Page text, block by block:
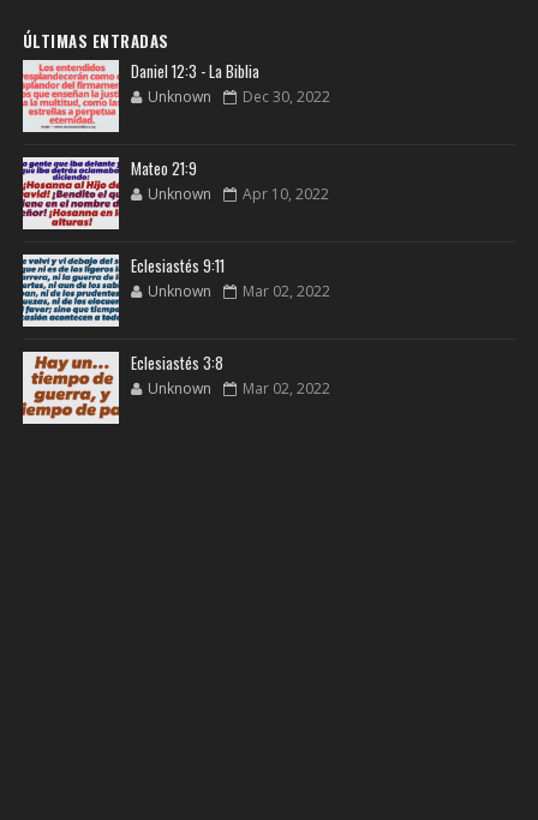
ÚLTIMAS ENTRADAS
Daniel 12:3 - La Biblia
Unknown Dec 30, 2022
Mateo 21:9
Unknown Apr 10, 2022
Eclesiastés 9:11
Unknown Mar 02, 2022
Eclesiastés 3:8
Unknown Mar 02, 2022